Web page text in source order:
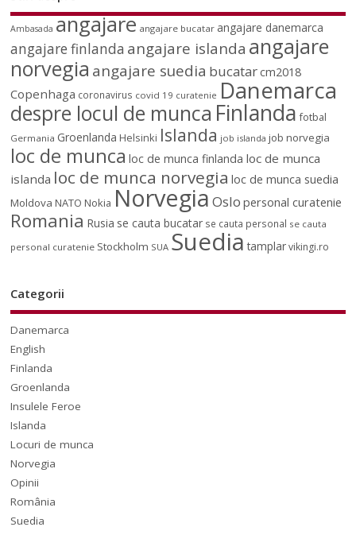
Ambasada angajare angajare bucatar angajare danemarca
angajare finlanda angajare islanda angajare
norvegia angajare suedia bucatarcm2018
Copenhaga coronavirus covid 19 curatenie Danemarca
despre locul de munca Finlanda fotbal
Germania Groenlanda Helsinki Islanda job islanda job norvegia
loc de munca loc de munca finlanda loc de munca
islanda loc de munca norvegia loc de munca suedia
Moldova NATO Nokia NorvegiaOslo personal curatenie
Romania Rusia se cauta bucatar se cauta personal se cauta
personal curatenie Stockholm SUA Suedia tamplar vikingi.ro
Categorii
Danemarca
English
Finlanda
Groenlanda
Insulele Feroe
Islanda
Locuri de munca
Norvegia
Opinii
România
Suedia